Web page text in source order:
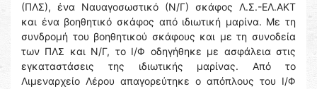
(ΠΛΣ), ένα Ναυαγοσωστικό (Ν/Γ) σκάφος Λ.Σ.-ΕΛ.ΑΚΤ
και ένα βοηθητικό σκάφος από ιδιωτική μαρίνα. Με τη
συνδρομή του βοηθητικού σκάφους και με τη συνοδεία
των ΠΛΣ και Ν/Γ, το Ι/Φ οδηγήθηκε με ασφάλεια στις
εγκαταστάσεις της ιδιωτικής μαρίνας. Από το
Λιμεναρχείο Λέρου απαγορεύτηκε ο απόπλους του Ι/Φ